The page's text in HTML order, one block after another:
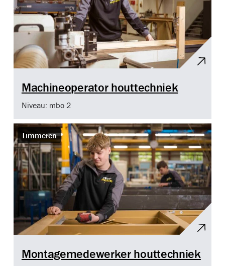
Machineoperator houttechniek
Niveau: mbo 2
Timmeren
Montagemedewerker houttechniek